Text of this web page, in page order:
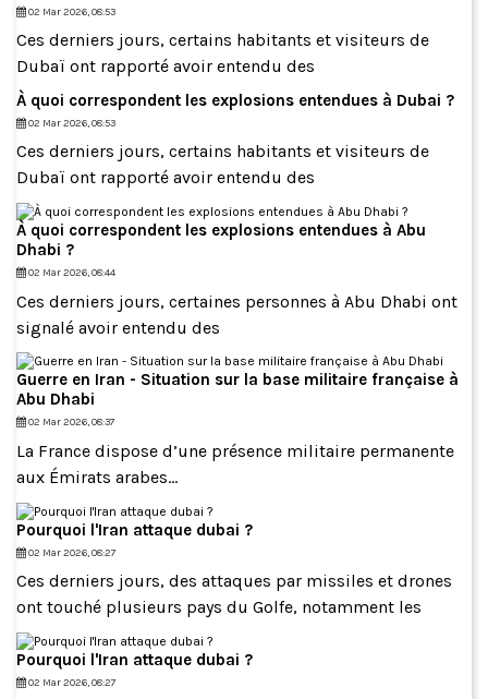
02 Mar 2026, 08:53
Ces derniers jours, certains habitants et visiteurs de
Dubaï ont rapporté avoir entendu des
À quoi correspondent les explosions entendues à Dubai ?
02 Mar 2026, 08:53
Ces derniers jours, certains habitants et visiteurs de
Dubaï ont rapporté avoir entendu des
À quoi correspondent les explosions entendues à Abu
Dhabi ?
02 Mar 2026, 08:44
Ces derniers jours, certaines personnes à Abu Dhabi ont
signalé avoir entendu des
Guerre en Iran - Situation sur la base militaire française à
Abu Dhabi
02 Mar 2026, 08:37
La France dispose d’une présence militaire permanente
aux Émirats arabes...
Pourquoi l'Iran attaque dubai ?
02 Mar 2026, 08:27
Ces derniers jours, des attaques par missiles et drones
ont touché plusieurs pays du Golfe, notamment les
Pourquoi l'Iran attaque dubai ?
02 Mar 2026, 08:27